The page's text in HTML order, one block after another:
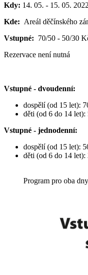
Kdy: 14. 05. - 15. 05. 2022
Kde: Areál děčínského
Vstupné: 70/50 - 50/30
Rezervace není nutná
Vstupné - dvoudenní:
dospělí (od 15 let):
děti (od 6 do 14
Vstupné - jednodenní:
dospělí (od 15 let):
děti (od 6 do 14
Program pro oba